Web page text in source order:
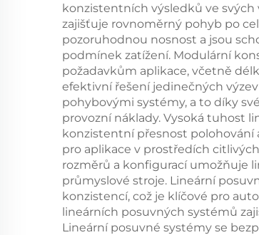
konzistentních výsledků ve
zajišťuje rovnoměrný pohyb po
pozoruhodnou nosnost a jsou
podmínek zatížení. Modulární
požadavkům aplikace, včetně
efektivní řešení jedinečných
pohybovými systémy, a to díky
provozní náklady. Vysoká tuhost
konzistentní přesnost polohování
pro aplikace v prostředích
rozměrů a konfigurací umožňuje
průmyslové stroje. Lineární
konzistencí, což je klíčové pro
lineárních posuvných systémů
Lineární posuvné systémy se